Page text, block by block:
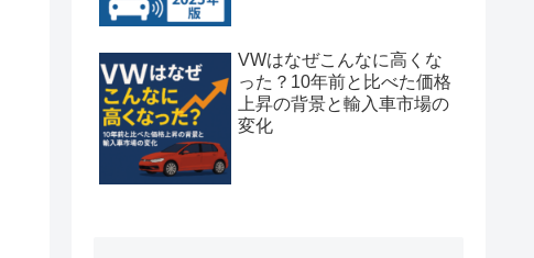
VWはなぜこんなに高くな
った？10年前と比べた価格
上昇の背景と輸入車市場の
変化